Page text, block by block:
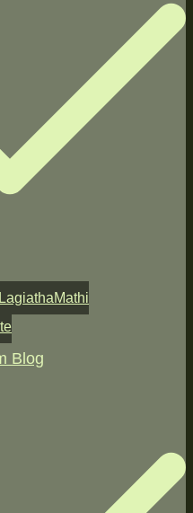
LagiathaMathi
Blog